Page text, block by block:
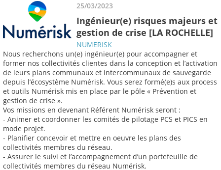
25/03/2023
Ingénieur(e) risques majeurs et
gestion de crise [LA ROCHELLE]
NUMERISK
Nous recherchons un(e) ingénieur(e) pour accompagner et
former nos collectivités clientes dans la conception et l’activation
de leurs plans communaux et intercommunaux de sauvegarde
depuis l’écosystème Numérisk. Vous serez formé(e)s aux process
et outils Numérisk mis en place par le pôle « Prévention et
gestion de crise ».
Vos missions en devenant Référent Numérisk seront :
- Animer et coordonner les comités de pilotage PCS et PICS en
mode projet.
- Planifier concevoir et mettre en oeuvre les plans des
collectivités membres du réseau.
- Assurer le suivi et l’accompagnement d’un portefeuille de
collectivités membres du réseau Numérisk.